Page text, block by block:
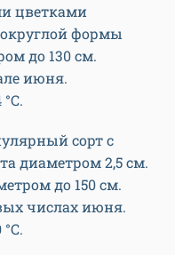
цветками
формы
до 130 см.
июня.
сорт с
диаметром 2,5 см.
до 150 см.
числах июня.